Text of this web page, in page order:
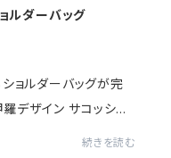
ダーバッグ
ョルダーバッグが完
ザイン サコッシュ・
続きを読む